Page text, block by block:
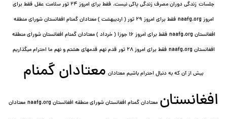
جلسات زندگی دوران مصرف زندگی پاکی نیست. فقط برای امروز 24 ثور سلامت عقل
فقط برای
امروز naafg.org
فقط برای امروز ٢٩ ثور ( اردیبهشت ) معتادان گمنام افغانستان شورای منطقه
افغانستان naafg.org
فقط برای امروز ۱۶ جوزا ( خرداد ) معتادان گمنام افغانستان شورای منطقه
افغانستان naafg.org
فقط برای امروز ۲۸ ثور قدم نهم قدمهای هشتم و نهم ما احترام میگذاریم
بیش از آن که به دنبال احترام باشیم معتادان معتادان گمنام
افغانستان معتادان گمنام افغانستان شورای منطقه افغانستان naafg.org معتادان